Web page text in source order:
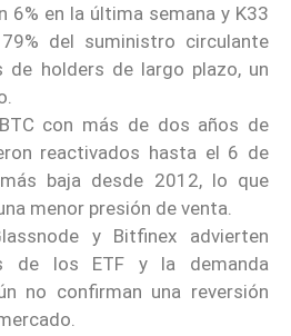
6% en la última semana y K33
del suministro circulante
de holders de largo plazo, un
con más de dos años de
reactivados hasta el 6 de
baja desde 2012, lo que
menor presión de venta.
y Bitfinex advierten
de los ETF y la demanda
no confirman una reversión